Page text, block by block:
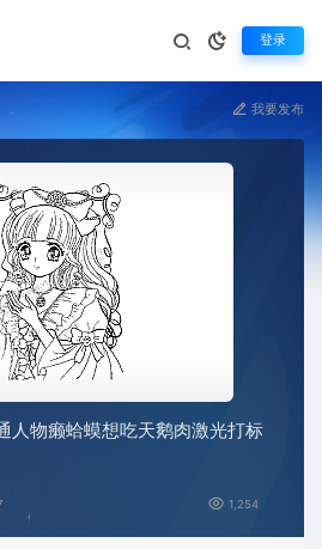
登录
我要发布
人物癞蛤蟆想吃天鹅肉激光打标
1,254